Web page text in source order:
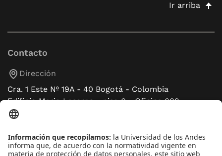
Ir arriba
Contacto
Dirección
Cra. 1 Este Nº 19A - 40 Bogotá - Colombia
Edificio Mario Laserna - piso 6 - Oficina 609
+(571) 339 49 49 - Ext. 4830